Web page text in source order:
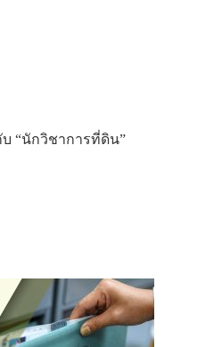
“นักวิชาการที่ดิน”